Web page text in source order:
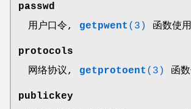
passwd
用户口令, getpwent (3) 函数使
protocols
网络协议, getprotoent (3) 函
publickey